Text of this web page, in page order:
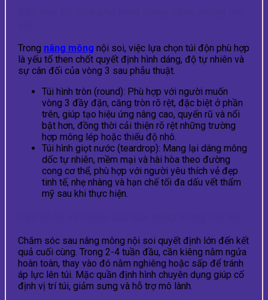
Trong nâng mông nội soi, việc lựa chọn túi độn phù hợp
là yếu tố then chốt quyết định hình dáng, độ tự nhiên và
sự cân đối của vòng 3 sau phẫu thuật.
Túi hình tròn (round): Phù hợp với người muốn
vòng 3 đầy đặn, căng tròn rõ rệt, đặc biệt ở phần
trên, giúp tạo hiệu ứng nâng cao, quyến rũ và nổi
bật hơn, đồng thời cải thiện rõ rệt những trường
hợp mông lép hoặc thiếu độ nhô.
Túi hình giọt nước (teardrop): Mang lại dáng mông
dốc tự nhiên, mềm mại và hài hòa theo đường
cong cơ thể, phù hợp với người yêu thích vẻ đẹp
tinh tế, nhẹ nhàng và hạn chế tối đa dấu vết thẩm
mỹ sau khi thực hiện.
Chăm sóc sau nâng mông nội soi quyết định lớn đến kết
quả cuối cùng. Trong 2-4 tuần đầu, cần kiêng nằm ngửa
hoàn toàn, thay vào đó nằm nghiêng hoặc sấp để tránh
áp lực lên túi. Mặc quần định hình chuyên dụng giúp cố
định vị trí túi, giảm sưng và hỗ trợ mô lành.